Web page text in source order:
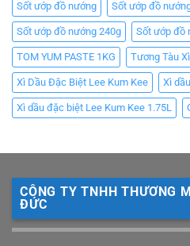
Sốt ướp đồ nướng Sốt ướp đồ
Sốt ướp đồ nướng 240g Sốt ướp đồ
TOM YUM PASTE 1KG Tương Tàu
Xì Dầu Đặc Biệt Lee Kum Kee Xì
Xì dầu đặc biệt Lee Kum Kee 1.75L
CÔNG TY TNHH THƯƠNG
ĐỨC